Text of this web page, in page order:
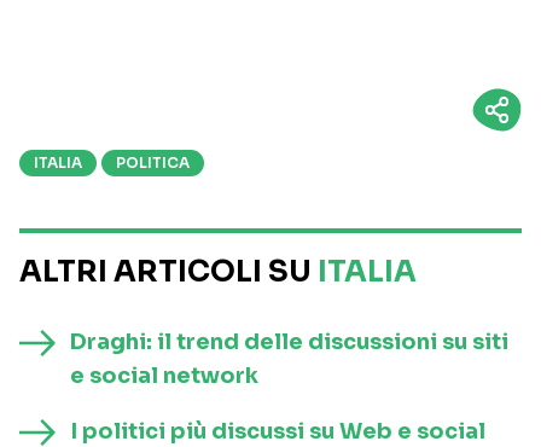
ITALIA POLITICA
ALTRI ARTICOLI SU ITALIA
Draghi: il trend delle discussioni su siti
e social network
I politici più discussi su Web e social